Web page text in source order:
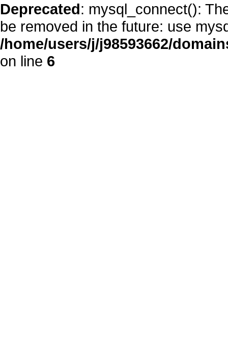
Deprecated: mysql_connect():
be removed in the future: use
/home/users/j/j98593662/
on line 6